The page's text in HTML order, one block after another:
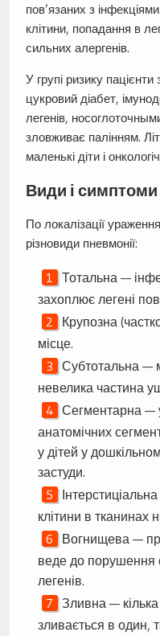
пов’язаних з
клітини, попадання в
сильних алергенів.
У групі ризику
цукровий діабет,
легенів,
зловживає палінням.
маленькі діти і
Види і симптоми
По локалізації
різновиди пневмонії:
Тотальна —
захоплює легені
Крупозна
місце.
Субтотальна —
невелика частина
Сегментарна —
анатомічних
у дітей у
застуди.
клітини в тканинах
Вогнищева —
веде до порушення
легенів.
Зливна —
зливається в